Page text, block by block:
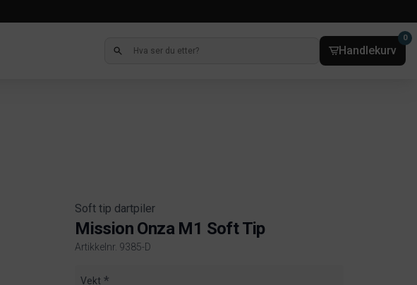
Handlekurv
0
Soft tip dartpiler
Mission Onza M1 Soft Tip
Artikkelnr. 9385-D
Product information
Vekt